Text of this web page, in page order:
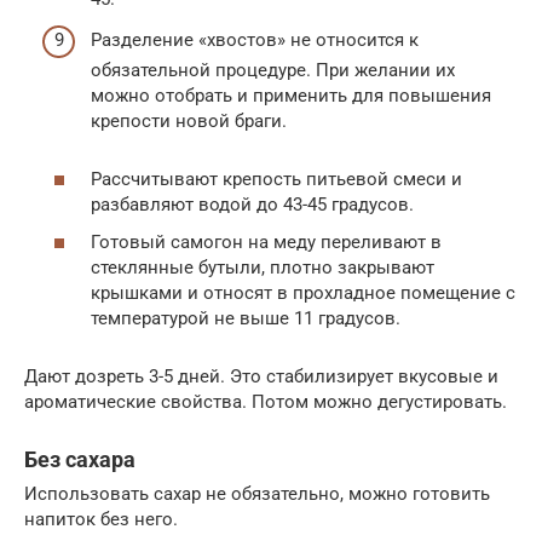
Разделение «хвостов» не относится к
обязательной процедуре. При желании их
можно отобрать и применить для повышения
крепости новой браги.
Рассчитывают крепость питьевой смеси и
разбавляют водой до 43-45 градусов.
Готовый самогон на меду переливают в
стеклянные бутыли, плотно закрывают
крышками и относят в прохладное помещение с
температурой не выше 11 градусов.
Дают дозреть 3-5 дней. Это стабилизирует вкусовые и
ароматические свойства. Потом можно дегустировать.
Без сахара
Использовать сахар не обязательно, можно готовить
напиток без него.